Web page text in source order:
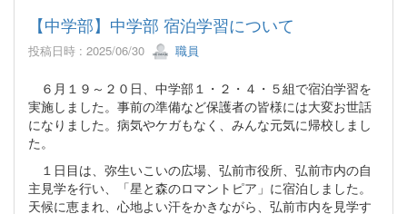
【中学部】中学部 宿泊学習について
投稿日時 : 2025/06/30 職員
６月１９～２０日、中学部１・２・４・５組で宿泊学習を
実施しました。事前の準備など保護者の皆様には大変お世話
になりました。病気やケガもなく、みんな元気に帰校しまし
た。
１日目は、弥生いこいの広場、弘前市役所、弘前市内の自
主見学を行い、「星と森のロマントピア」に宿泊しました。
天候に恵まれ、心地よい汗をかきながら、弘前市内を見学す